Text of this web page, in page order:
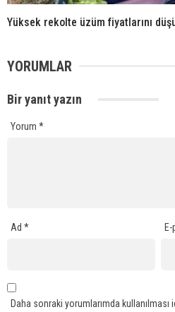
Yüksek rekolte üzüm fiyatlarını
YORUMLAR
Bir yanıt yazın
Yorum *
Ad *
Daha sonraki yorumlarımda